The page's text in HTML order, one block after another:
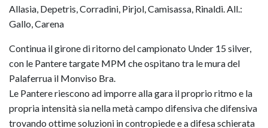
Allasia, Depetris, Corradini, Pirjol, Camisassa, Rinaldi. All.:
Gallo, Carena
Continua il girone di ritorno del campionato Under 15 silver,
con le Pantere targate MPM che ospitano tra le mura del
Palaferrua il Monviso Bra.
Le Pantere riescono ad imporre alla gara il proprio ritmo e la
propria intensità sia nella metà campo difensiva che difensiva
trovando ottime soluzioni in contropiede e a difesa schierata